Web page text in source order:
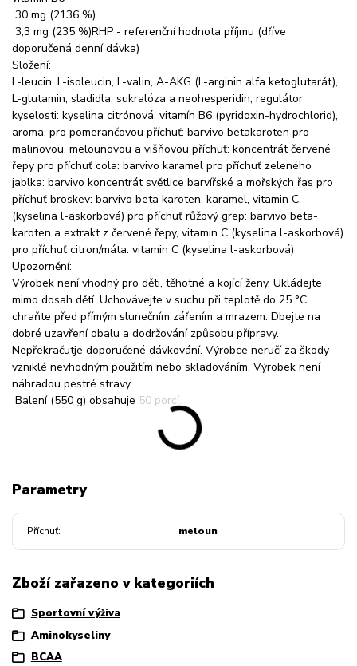
30 mg (2136 %)
3,3 mg (235 %)RHP - referenční hodnota příjmu (dříve
doporučená denní dávka)
Složení:
L-leucin, L-isoleucin, L-valin, A-AKG (L-arginin alfa ketoglutarát),
L-glutamin, sladidla: sukralóza a neohesperidin, regulátor
kyselosti: kyselina citrónová, vitamín B6 (pyridoxin-hydrochlorid),
aroma, pro pomerančovou příchuť: barvivo betakaroten pro
malinovou, melounovou a višňovou příchuť: koncentrát červené
řepy pro příchuť cola: barvivo karamel pro příchuť zeleného
jablka: barvivo koncentrát světlice barvířské a mořských řas pro
příchuť broskev: barvivo beta karoten, karamel, vitamin C,
(kyselina l-askorbová) pro příchuť růžový grep: barvivo beta-
karoten a extrakt z červené řepy, vitamin C (kyselina l-askorbová)
pro příchuť citron/máta: vitamin C (kyselina l-askorbová)
Upozornění:
Výrobek není vhodný pro děti, těhotné a kojící ženy. Ukládejte
mimo dosah dětí. Uchovávejte v suchu při teplotě do 25 °C,
chraňte před přímým slunečním zářením a mrazem. Dbejte na
dobré uzavření obalu a dodržování způsobu přípravy.
Nepřekračutje doporučené dávkování. Výrobce neručí za škody
vzniklé nevhodným použitím nebo skladováním. Výrobek není
náhradou pestré stravy.
Balení (550 g) obsahuje 50 porcí.
Parametry
Příchuť meloun
Zboží zařazeno v kategoriích
Sportovní výživa
Aminokyseliny
BCAA